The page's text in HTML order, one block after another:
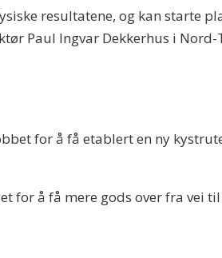
resultatene, og kan starte
Paul Ingvar Dekkerhus i Nord-
for å få etablert en ny
for å få mere gods over fra vei til